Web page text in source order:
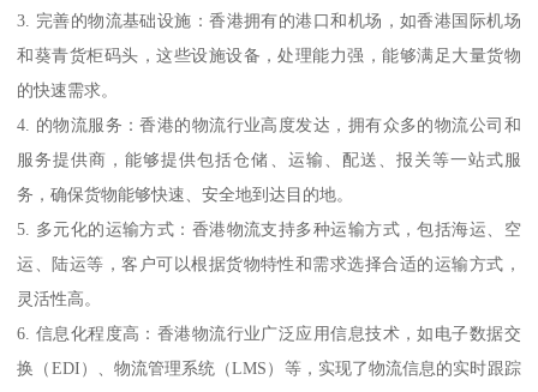
3. 完善的物流基础设施：香港拥有的港口和机场，如香港国际机场
和葵青货柜码头，这些设施设备，处理能力强，能够满足大量货物
的快速需求。
4. 的物流服务：香港的物流行业高度发达，拥有众多的物流公司和
服务提供商，能够提供包括仓储、运输、配送、报关等一站式服
务，确保货物能够快速、安全地到达目的地。
5. 多元化的运输方式：香港物流支持多种运输方式，包括海运、空
运、陆运等，客户可以根据货物特性和需求选择合适的运输方式，
灵活性高。
6. 信息化程度高：香港物流行业广泛应用信息技术，如电子数据交
换（EDI）、物流管理系统（LMS）等，实现了物流信息的实时跟踪